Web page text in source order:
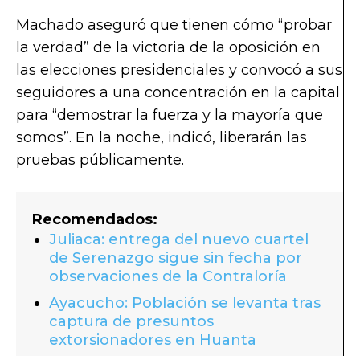
Machado aseguró que tienen cómo “probar
la verdad” de la victoria de la oposición en
las elecciones presidenciales y convocó a sus
seguidores a una concentración en la capital
para “demostrar la fuerza y la mayoría que
somos”. En la noche, indicó, liberarán las
pruebas públicamente.
Recomendados:
Juliaca: entrega del nuevo cuartel
de Serenazgo sigue sin fecha por
observaciones de la Contraloría
Ayacucho: Población se levanta tras
captura de presuntos
extorsionadores en Huanta